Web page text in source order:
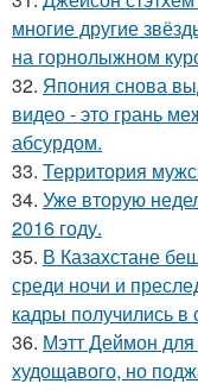
многие другие
на горнолыжном
32. Япония снова
видео - это грань
абсурдом.
33. Территория
34. Уже вторую
2016 году.
35. В Казахстане
среди ночи и
кадры получились в
36. Мэтт Деймон
худощавого, но